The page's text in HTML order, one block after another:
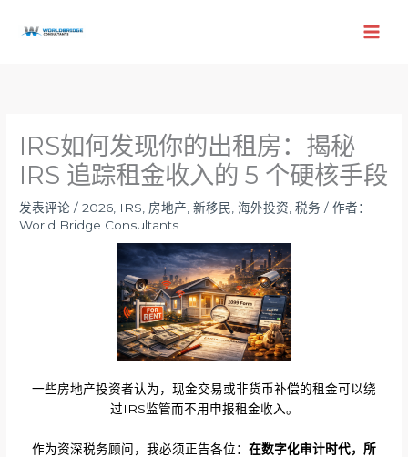
IRS如何发现你的出租房：揭秘
IRS 追踪租金收入的 5 个硬核手段
发表评论 /2026, IRS, 房地产,新移民,海外投资,税务 / 作者：
World Bridge Consultants
一些房地产投资者认为，现金交易或非货币补偿的租金可以绕
过IRS监管而不用申报租金收入。
作为资深税务顾问，我必须正告各位： 在数字化审计时代，所